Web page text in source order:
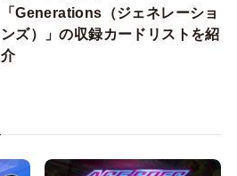
「Generations（ジェネレーショ
ンズ）」の収録カードリストを紹
介